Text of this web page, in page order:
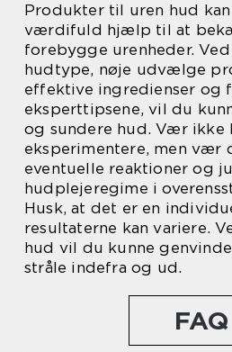
Produkter til uren hud
værdifuld hjælp til at
forebygge urenheder.
hudtype, nøje udvælge
effektive ingredienser og
eksperttipsene, vil du
og sundere hud. Vær ikke
eksperimentere, men vær
eventuelle reaktioner og
hudplejeregime i
Husk, at det er en
resultaterne kan variere.
hud vil du kunne
stråle indefra og ud.
FAQ